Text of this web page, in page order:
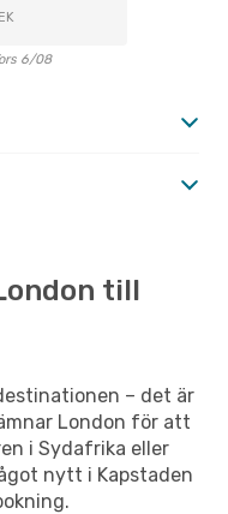
6/08
till
– det är
London för att
i Sydafrika eller
nytt i Kapstaden